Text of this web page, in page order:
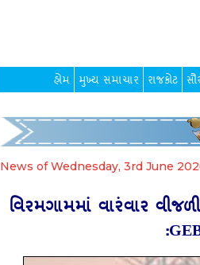
હોમ મુખ્ય સમાચાર રાજકોટ
News of Wednesday, 3rd June
વિરમગામમાં વારંવાર